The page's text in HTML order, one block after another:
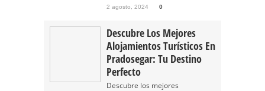
2 agosto, 2024 0
Descubre Los Mejores
Alojamientos Turísticos En
Pradosegar: Tu Destino
Perfecto
Descubre los mejores